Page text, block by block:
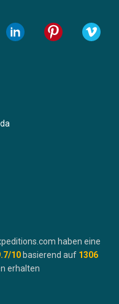
haben eine
/10 basierend auf 1306
erhalten